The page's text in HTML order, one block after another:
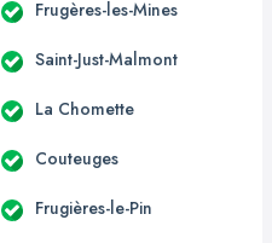
Frugères-les-Mines
Saint-Just-Malmont
La Chomette
Couteuges
Frugières-le-Pin